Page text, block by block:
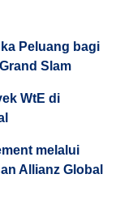
Peluang bagi
Slam
WtE di
melalui
Allianz Global